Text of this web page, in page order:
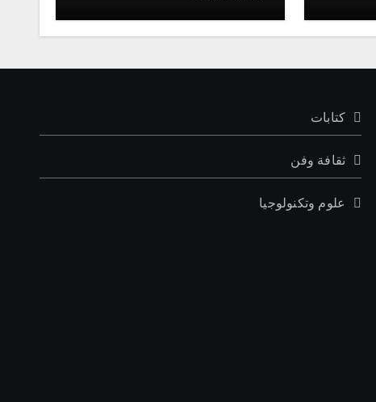
كتابات
ثقافة وفن
علوم وتكنولوجيا